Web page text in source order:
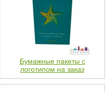
Бумажные пакеты с
логотипом на заказ